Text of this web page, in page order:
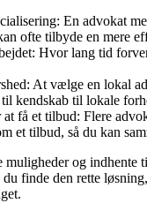
En advokat
ofte tilbyde en mere
Hvor lang tid
At vælge en lokal
kendskab til lokale
få et tilbud: Flere
et tilbud, så du kan
muligheder og indhente
finde den rette